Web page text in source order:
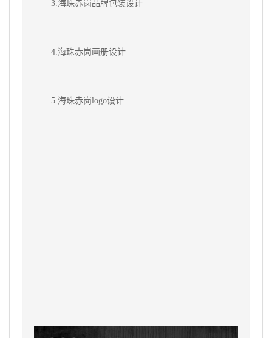
3.海珠赤岗品牌包装设计
4.海珠赤岗画册设计
5.海珠赤岗logo设计